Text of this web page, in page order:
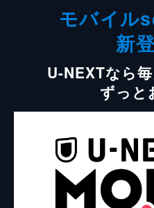
モバイル
新
U-NEXTなら
ずっと